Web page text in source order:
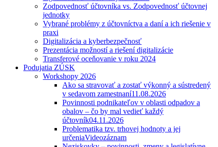
Zodpovednosť účtovníka vs. Zodpovednosť účtovnej
jednotky
Vybrané problémy z účtovníctva a daní a ich riešenie v
praxi
Digitalizácia a kyberbezpečnosť
Prezentácia možností a riešení digitalizácie
Transferové oceňovanie v roku 2024
Podujatia ZÚSK
Workshopy 2026
Ako sa stravovať a zostať výkonný a sústredený
v sedavom zamestnaní11.08.2026
Povinnosti podnikateľov v oblasti odpadov a
obalov – čo by mal vedieť každý
účtovník04.11.2026
Problematika tzv. trhovej hodnoty a jej
určeniaVideozáznam